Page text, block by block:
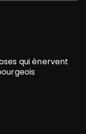
qui énervent